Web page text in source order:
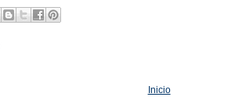
Inicio